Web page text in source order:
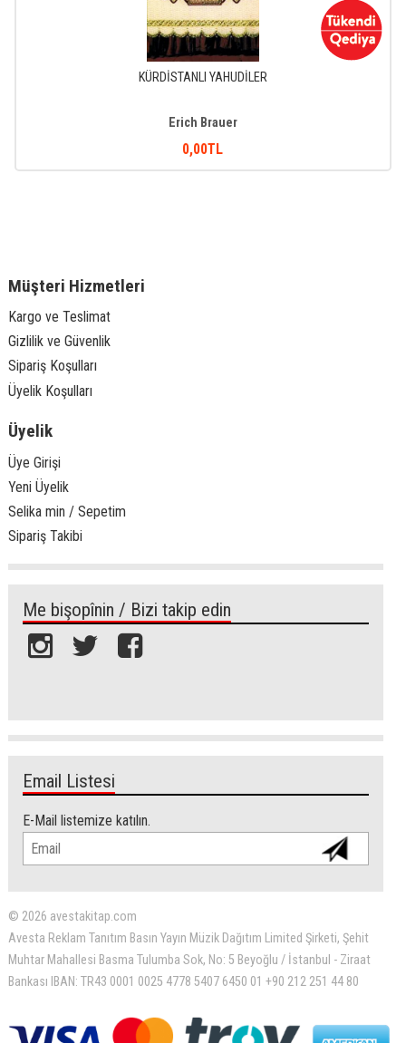
KÜRDİSTANLI YAHUDİLER
Erich Brauer
0,00TL
Müşteri Hizmetleri
Kargo ve Teslimat
Gizlilik ve Güvenlik
Sipariş Koşulları
Üyelik Koşulları
Üyelik
Üye Girişi
Yeni Üyelik
Selika min / Sepetim
Sipariş Takibi
Me bişopînin / Bizi takip edin
Email Listesi
E-Mail listemize katılın.
© 2026 avestakitap.com
Avesta Reklam Tanıtım Basın Yayın Müzik Dağıtım Limited Şirketi, Şehit
Muhtar Mahallesi Basma Tulumba Sok, No: 5 Beyoğlu / İstanbul - Ziraat
Bankası IBAN: TR43 0001 0025 4778 5407 6450 01 +90 212 251 44 80